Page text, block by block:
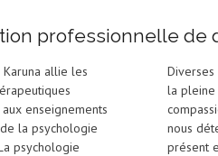
professionnelle de
allie les
enseignements
la psychologie
psychologie
la pleine
nous
présent